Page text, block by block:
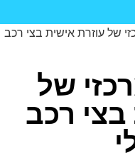
של עוזרת אישית בצי רכב
של
בצי רכב